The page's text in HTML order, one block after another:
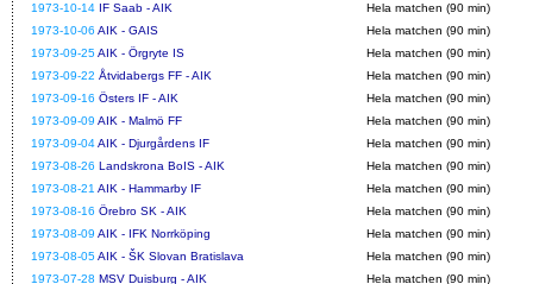
1973-10-14 IF Saab - AIK
Hela matchen (90 min)
1973-10-06 AIK - GAIS
Hela matchen (90 min)
1973-09-25AIK - Örgryte IS
Hela matchen (90 min)
1973-09-22 Åtvidabergs FF - AIK
Hela matchen (90 min)
1973-09-16 Östers IF - AIK
Hela matchen (90 min)
1973-09-09 AIK - Malmö FF
Hela matchen (90 min)
1973-09-04AIK - Djurgårdens IF
Hela matchen (90 min)
1973-08-26 Landskrona BoIS - AIK
Hela matchen (90 min)
1973-08-21 AIK - Hammarby IF
Hela matchen (90 min)
1973-08-16 Örebro SK - AIK
Hela matchen (90 min)
1973-08-09 AIK - IFK Norrköping
Hela matchen (90 min)
1973-08-05AIK - ŠK Slovan Bratislava
Hela matchen (90 min)
1973-07-28 MSV Duisburg - AIK Hela matchen (90 min)